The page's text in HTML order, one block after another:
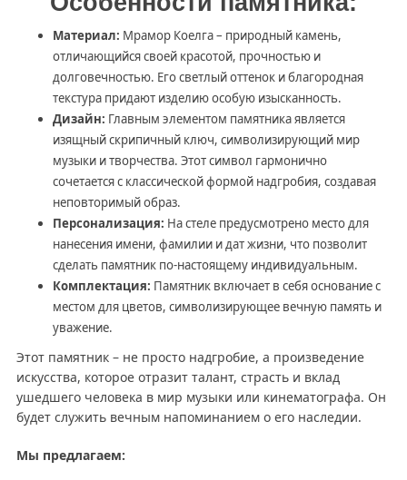
Материал: Мрамор Коелга – природный камень,
отличающийся своей красотой, прочностью и
долговечностью. Его светлый оттенок и благородная
текстура придают изделию особую изысканность.
Дизайн: Главным элементом памятника является
изящный скрипичный ключ, символизирующий мир
музыки и творчества. Этот символ гармонично
сочетается с классической формой надгробия, создавая
неповторимый образ.
Персонализация: На стеле предусмотрено место для
нанесения имени, фамилии и дат жизни, что позволит
сделать памятник по-настоящему индивидуальным.
Комплектация: Памятник включает в себя основание с
местом для цветов, символизирующее вечную память и
уважение.
Этот памятник – не просто надгробие, а произведение
искусства, которое отразит талант, страсть и вклад
ушедшего человека в мир музыки или кинематографа. Он
будет служить вечным напоминанием о его наследии.
Мы предлагаем: